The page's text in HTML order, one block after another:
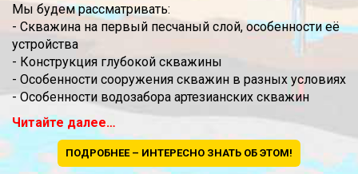
Мы будем рассматривать:
- Скважина на первый песчаный слой, особенности её
устройства
- Конструкция глубокой скважины
- Особенности сооружения скважин в разных условиях
- Особенности водозабора артезианских скважин
Читайте далее…
ПОДРОБНЕЕ – ИНТЕРЕСНО ЗНАТЬ ОБ ЭТОМ!